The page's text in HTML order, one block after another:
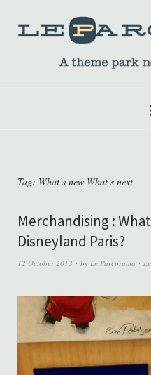
Tag: What’s new What’s next
Merchandising :
Disneyland Paris?
12 October 2013 by Le Parcorama